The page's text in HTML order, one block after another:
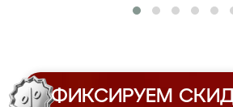
ФИКСИРУЕМ